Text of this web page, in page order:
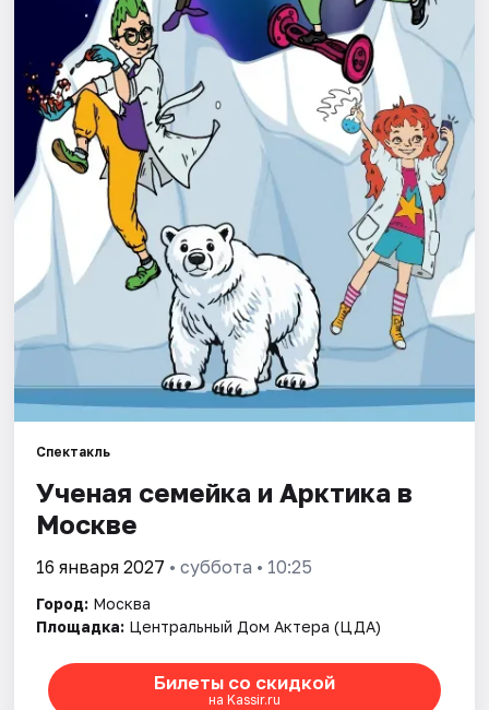
Города
Площадки
Артисты
Рейтинги
Спектакль
Ученая семейка и Арктика в
Москве
16 января 2027 • суббота • 10:25
Город: Москва
Площадка: Центральный Дом Актера (ЦДА)
Билеты со скидкой
на Kassir.ru